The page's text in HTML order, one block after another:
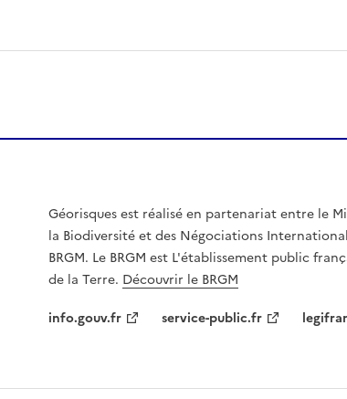
Géorisques est réalisé en partenariat entre le
la Biodiversité et des Négociations
BRGM. Le BRGM est L'établissement public
de la Terre. Découvrir le BRGM
info.gouv.fr
service-public.fr